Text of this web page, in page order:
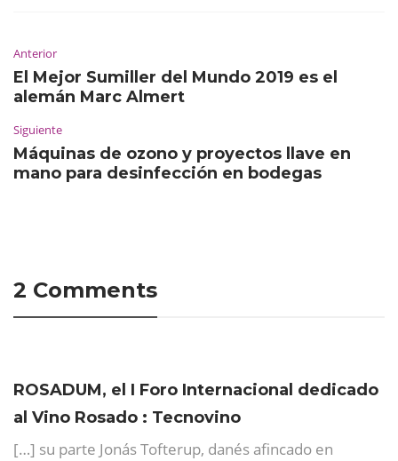
Anterior
El Mejor Sumiller del Mundo 2019 es el
alemán Marc Almert
Siguiente
Máquinas de ozono y proyectos llave en
mano para desinfección en bodegas
2 Comments
ROSADUM, el I Foro Internacional dedicado
al Vino Rosado : Tecnovino
[…] su parte Jonás Tofterup, danés afincado en